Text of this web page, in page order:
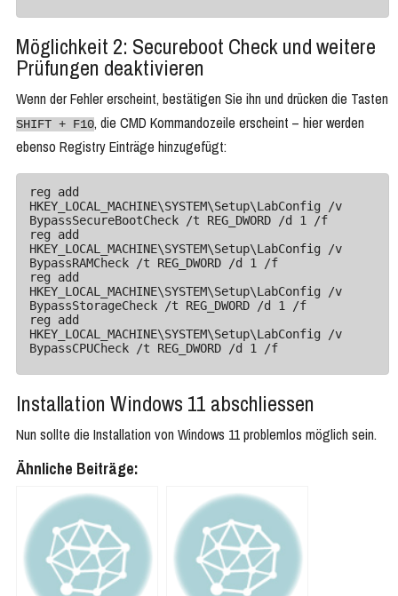
Möglichkeit 2: Secureboot Check und weitere
Prüfungen deaktivieren
Wenn der Fehler erscheint, bestätigen Sie ihn und drücken die Tasten
SHIFT + F10, die CMD Kommandozeile erscheint – hier werden
ebenso Registry Einträge hinzugefügt:
reg add
HKEY_LOCAL_MACHINE\SYSTEM\Setup\LabConfig /v
BypassSecureBootCheck /t REG_DWORD /d 1 /f
reg add
HKEY_LOCAL_MACHINE\SYSTEM\Setup\LabConfig /v
BypassRAMCheck /t REG_DWORD /d 1 /f
reg add
HKEY_LOCAL_MACHINE\SYSTEM\Setup\LabConfig /v
BypassStorageCheck /t REG_DWORD /d 1 /f
reg add
HKEY_LOCAL_MACHINE\SYSTEM\Setup\LabConfig /v
BypassCPUCheck /t REG_DWORD /d 1 /f
Installation Windows 11 abschliessen
Nun sollte die Installation von Windows 11 problemlos möglich sein.
Ähnliche Beiträge: